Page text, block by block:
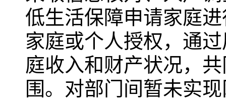
低生活保障申请家庭
家庭或个人授权，通
庭收入和财产状况，
围。对部门间暂未实